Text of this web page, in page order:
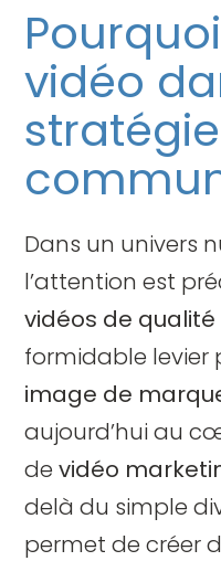
vidéo
Dans un univers
l’attention est
vidéos de qualité
formidable levier
image de
aujourd’hui au
devidéo
delà du simple
permet de créer